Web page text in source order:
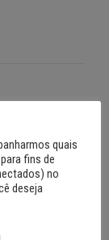
quais
fins de
no
deseja